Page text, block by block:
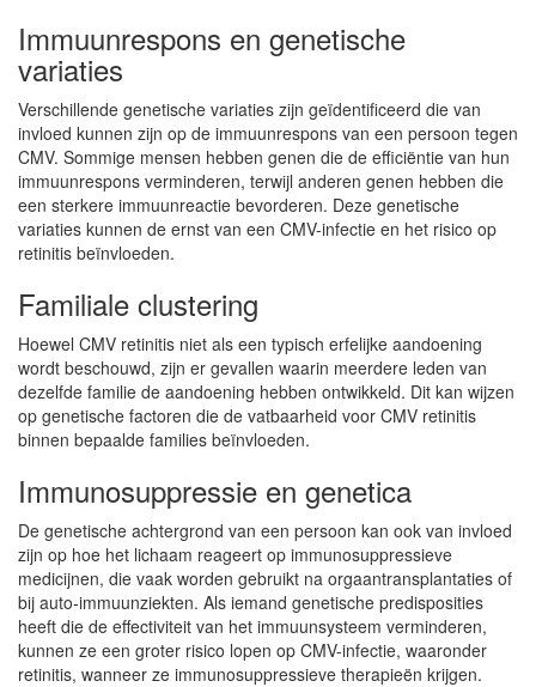
Immuunrespons en genetische
variaties
Verschillende genetische variaties zijn geïdentificeerd die van
invloed kunnen zijn op de immuunrespons van een persoon tegen
CMV. Sommige mensen hebben genen die de efficiëntie van hun
immuunrespons verminderen, terwijl anderen genen hebben die
een sterkere immuunreactie bevorderen. Deze genetische
variaties kunnen de ernst van een CMV-infectie en het risico op
retinitis beïnvloeden.
Familiale clustering
Hoewel CMV retinitis niet als een typisch erfelijke aandoening
wordt beschouwd, zijn er gevallen waarin meerdere leden van
dezelfde familie de aandoening hebben ontwikkeld. Dit kan wijzen
op genetische factoren die de vatbaarheid voor CMV retinitis
binnen bepaalde families beïnvloeden.
Immunosuppressie en genetica
De genetische achtergrond van een persoon kan ook van invloed
zijn op hoe het lichaam reageert op immunosuppressieve
medicijnen, die vaak worden gebruikt na orgaantransplantaties of
bij auto-immuunziekten. Als iemand genetische predisposities
heeft die de effectiviteit van het immuunsysteem verminderen,
kunnen ze een groter risico lopen op CMV-infectie, waaronder
retinitis, wanneer ze immunosuppressieve therapieën krijgen.